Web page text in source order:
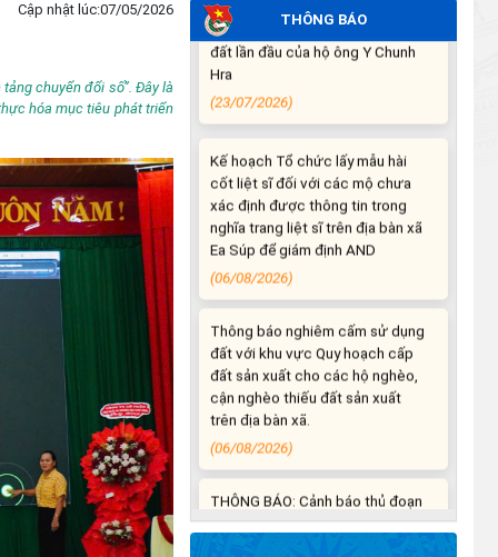
Cập nhật lúc:07/05/2026
chuyển đổi số”. Đây là
hóa mục tiêu phát triển
THÔNG BÁO
(23/07/2026)
Kế hoạch Tổ chức lấy mẫu hài
cốt liệt sĩ đối với các mộ chưa
nghĩa trang liệt sĩ trên địa bàn xã
Ea Súp để giám định AND
(06/08/2026)
Thông báo nghiêm cấm sử dụng
đất sản xuất cho các hộ nghèo,
cận nghèo thiếu đất sản xuất
trên địa bàn xã.
(06/08/2026)
THÔNG BÁO: Cảnh báo thủ đoạn
đạc, lập bản đồ địa chính, lập hồ
sơ địa chính và hoàn thành cơ sở
dữ liệu quốc gia về đất đai
(03/08/2026)